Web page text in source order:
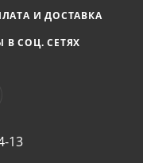
И ДОСТАВКА
В СОЦ. СЕТЯХ
13